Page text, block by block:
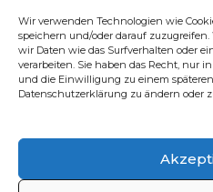
Wir verwenden Technologien wie
speichern und/oder darauf
wir Daten wie das Surfverhalten oder
verarbeiten. Sie haben das Recht, nur
und die Einwilligung zu einem
Datenschutzerklärung zu ändern oder
AUF UND DAVON
S-POOL VORTEILE
DIGITALE WELT
FOKUS